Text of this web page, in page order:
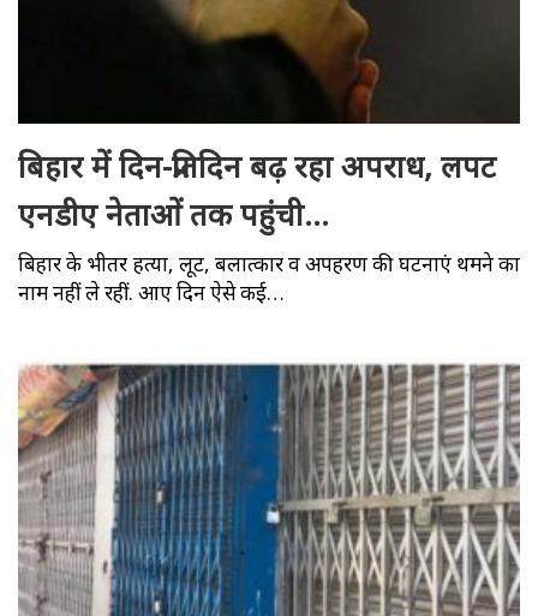
बिहार में दिन-प्रतिदिन बढ़ रहा अपराध, लपट
एनडीए नेताओं तक पहुंची…
बिहार के भीतर हत्या, लूट, बलात्कार व अपहरण की घटनाएं थमने का
नाम नहीं ले रहीं. आए दिन ऐसे कई…